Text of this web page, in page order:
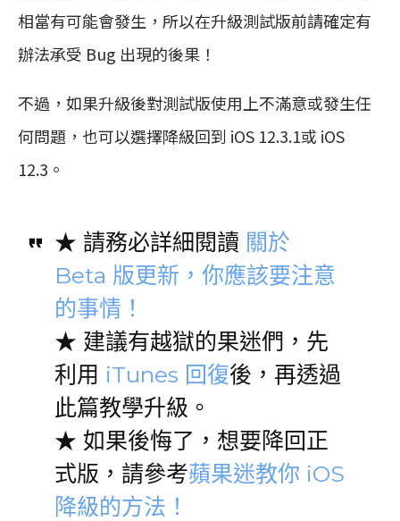
相當有可能會發生，所以在升級測試版前請確定有
辦法承受 Bug 出現的後果！
不過，如果升級後對測試版使用上不滿意或發生任
何問題，也可以選擇降級回到 iOS 12.3.1或 iOS
12.3。
★ 請務必詳細閱讀 關於
Beta 版更新，你應該要注意
的事情！
★ 建議有越獄的果迷們，先
利用 iTunes 回復後，再透過
此篇教學升級。
★ 如果後悔了，想要降回正
式版，請參考蘋果迷教你 iOS
降級的方法！